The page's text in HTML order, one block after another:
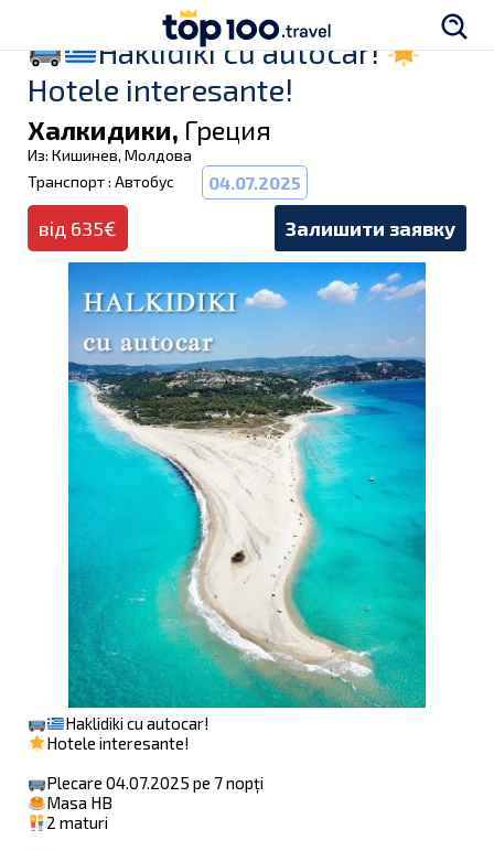
Haklidiki cu autocar!
Hotele interesante!
Халкидики, Греция
Из: Кишинев, Молдова
Транспорт : Автобус
04.07.2025
від 635€ Залишити заявку
Haklidiki cu autocar!
Hotele interesante!
Plecare 04.07.2025 pe 7 nopți
Masa HB
2 maturi